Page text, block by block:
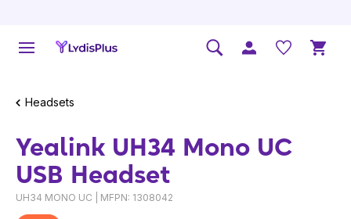
Headsets
Yealink UH34 Mono UC
USB Headset
UH34 MONO UC | MFPN: 1308042